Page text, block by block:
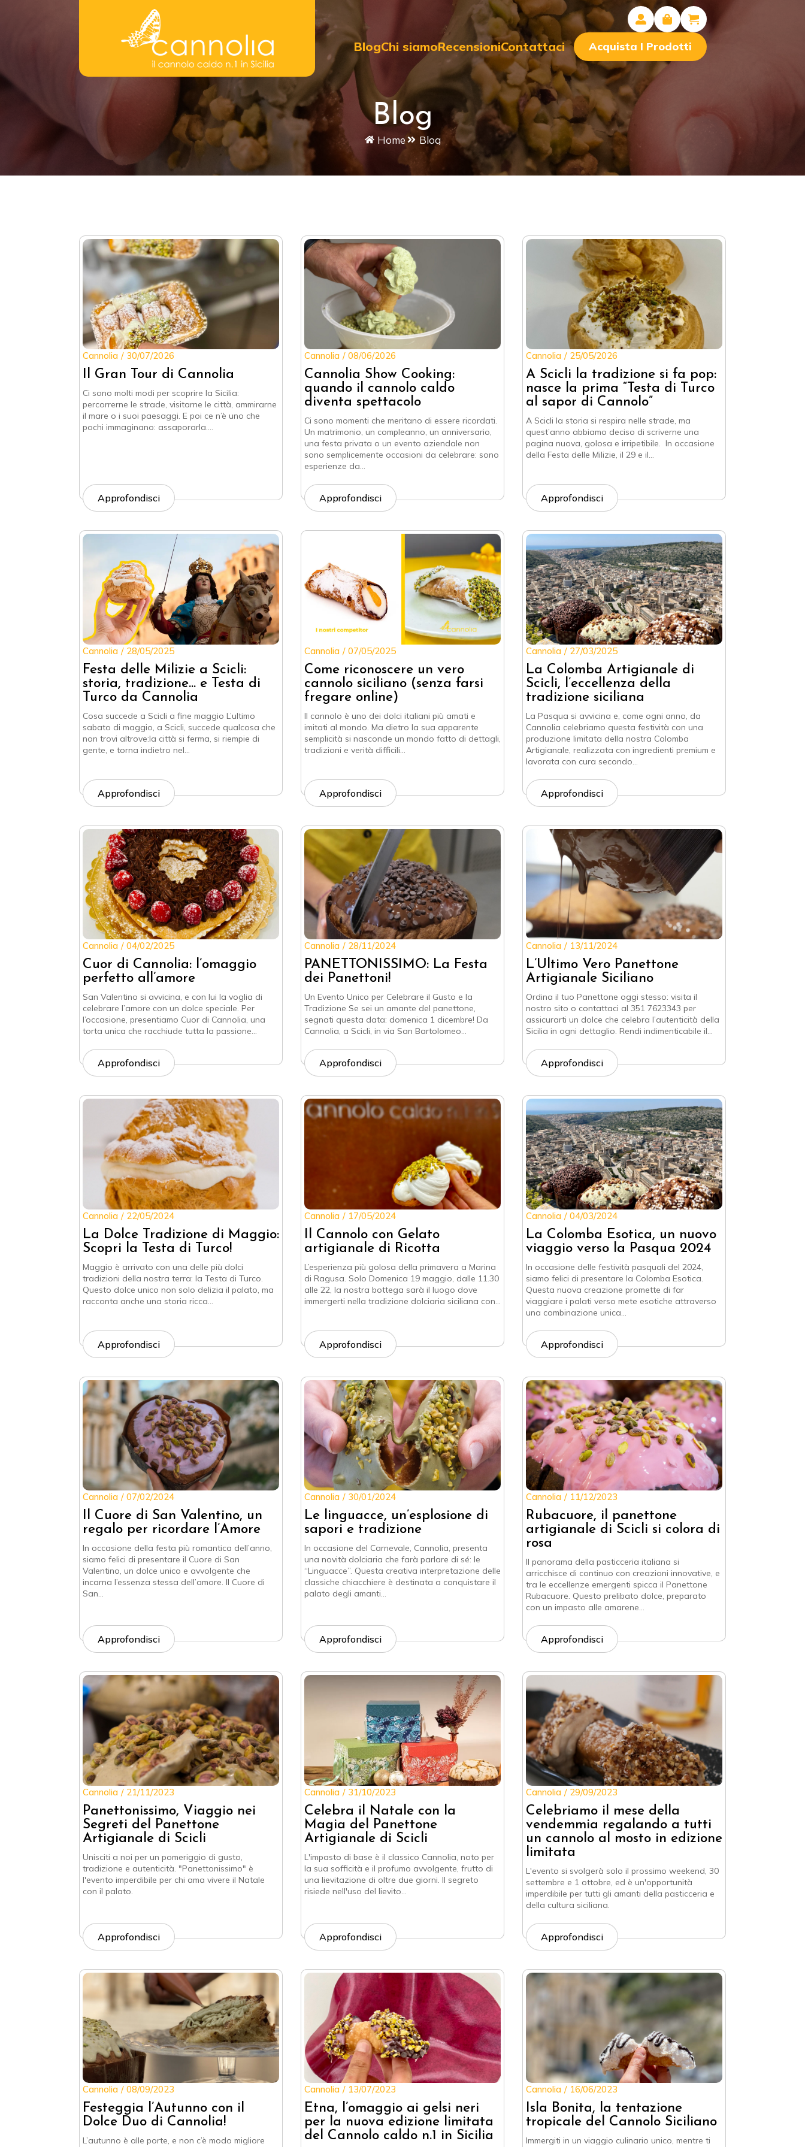
BlogChi siamoRecensioniContattaci Acquista I Prodotti
Blog
Home Blog
Il Gran Tour di Cannolia
Cannolia 30/07/2026
Ci sono molti modi per scoprire la Sicilia:
percorrerne le strade, visitarne le città, ammirarne
il mare o i suoi paesaggi. E poi ce n’è uno che
pochi immaginano: assaporarla.…
Approfondisci
Cannolia Show Cooking:
quando il cannolo caldo
diventa spettacolo
Cannolia 08/06/2026
Ci sono momenti che meritano di essere ricordati.
Un matrimonio, un compleanno, un anniversario,
una festa privata o un evento aziendale non
sono semplicemente occasioni da celebrare: sono
esperienze da…
Approfondisci
A Scicli la tradizione si fa pop:
nasce la prima “Testa di Turco
al sapor di Cannolo”
Cannolia 25/05/2026
A Scicli la storia si respira nelle strade, ma
quest’anno abbiamo deciso di scriverne una
pagina nuova, golosa e irripetibile. In occasione
della Festa delle Milizie, il 29 e il…
Approfondisci
Festa delle Milizie a Scicli:
storia, tradizione… e Testa di
Turco da Cannolia
Cannolia 28/05/2025
Cosa succede a Scicli a fine maggio L’ultimo
sabato di maggio, a Scicli, succede qualcosa che
non trovi altrove:la città si ferma, si riempie di
gente, e torna indietro nel…
Approfondisci
Come riconoscere un vero
cannolo siciliano (senza farsi
fregare online)
Cannolia 07/05/2025
Il cannolo è uno dei dolci italiani più amati e
imitati al mondo. Ma dietro la sua apparente
semplicità si nasconde un mondo fatto di dettagli,
tradizioni e verità difficili…
Approfondisci
La Colomba Artigianale di
Scicli, l’eccellenza della
tradizione siciliana
Cannolia 27/03/2025
La Pasqua si avvicina e, come ogni anno, da
Cannolia celebriamo questa festività con una
produzione limitata della nostra Colomba
Artigianale, realizzata con ingredienti premium e
lavorata con cura secondo…
Approfondisci
Cuor di Cannolia: l’omaggio
perfetto all’amore
Cannolia 04/02/2025
San Valentino si avvicina, e con lui la voglia di
celebrare l’amore con un dolce speciale. Per
l’occasione, presentiamo Cuor di Cannolia, una
torta unica che racchiude tutta la passione…
Approfondisci
PANETTONISSIMO: La Festa
dei Panettoni!
Cannolia 28/11/2024
Un Evento Unico per Celebrare il Gusto e la
Tradizione Se sei un amante del panettone,
segnati questa data: domenica 1 dicembre! Da
Cannolia, a Scicli, in via San Bartolomeo…
Approfondisci
L’Ultimo Vero Panettone
Artigianale Siciliano
Cannolia 13/11/2024
Ordina il tuo Panettone oggi stesso: visita il
nostro sito o contattaci al 351 7623343 per
assicurarti un dolce che celebra l’autenticità della
Sicilia in ogni dettaglio. Rendi indimenticabile il…
Approfondisci
La Dolce Tradizione di Maggio:
Scopri la Testa di Turco!
Cannolia 22/05/2024
Maggio è arrivato con una delle più dolci
tradizioni della nostra terra: la Testa di Turco.
Questo dolce unico non solo delizia il palato, ma
racconta anche una storia ricca…
Approfondisci
Il Cannolo con Gelato
artigianale di Ricotta
Cannolia 17/05/2024
L’esperienza più golosa della primavera a Marina
di Ragusa. Solo Domenica 19 maggio, dalle 11.30
alle 22, la nostra bottega sarà il luogo dove
immergerti nella tradizione dolciaria siciliana con…
Approfondisci
La Colomba Esotica, un nuovo
viaggio verso la Pasqua 2024
Cannolia 04/03/2024
In occasione delle festività pasquali del 2024,
siamo felici di presentare la Colomba Esotica.
Questa nuova creazione promette di far
viaggiare i palati verso mete esotiche attraverso
una combinazione unica…
Approfondisci
Il Cuore di San Valentino, un
regalo per ricordare l’Amore
Cannolia 07/02/2024
In occasione della festa più romantica dell’anno,
siamo felici di presentare il Cuore di San
Valentino, un dolce unico e avvolgente che
incarna l’essenza stessa dell’amore. Il Cuore di
San…
Approfondisci
Le linguacce, un’esplosione di
sapori e tradizione
Cannolia 30/01/2024
In occasione del Carnevale, Cannolia, presenta
una novità dolciaria che farà parlare di sé: le
“Linguacce”. Questa creativa interpretazione delle
classiche chiacchiere è destinata a conquistare il
palato degli amanti…
Approfondisci
Rubacuore, il panettone
artigianale di Scicli si colora di
rosa
Cannolia 11/12/2023
Il panorama della pasticceria italiana si
arricchisce di continuo con creazioni innovative, e
tra le eccellenze emergenti spicca il Panettone
Rubacuore. Questo prelibato dolce, preparato
con un impasto alle amarene…
Approfondisci
Panettonissimo, Viaggio nei
Segreti del Panettone
Artigianale di Scicli
Cannolia 21/11/2023
Unisciti a noi per un pomeriggio di gusto,
tradizione e autenticità. "Panettonissimo" è
l'evento imperdibile per chi ama vivere il Natale
con il palato.
Approfondisci
Celebra il Natale con la
Magia del Panettone
Artigianale di Scicli
Cannolia 31/10/2023
L'impasto di base è il classico Cannolia, noto per
la sua sofficità e il profumo avvolgente, frutto di
una lievitazione di oltre due giorni. Il segreto
risiede nell'uso del lievito…
Approfondisci
Celebriamo il mese della
vendemmia regalando a tutti
un cannolo al mosto in edizione
limitata
Cannolia 29/09/2023
L'evento si svolgerà solo il prossimo weekend, 30
settembre e 1 ottobre, ed è un'opportunità
imperdibile per tutti gli amanti della pasticceria e
della cultura siciliana.
Approfondisci
Festeggia l’Autunno con il
Dolce Duo di Cannolia!
Cannolia 08/09/2023
L’autunno è alle porte, e non c’è modo migliore
Etna, l’omaggio ai gelsi neri
per la nuova edizione limitata
del Cannolo caldo n.1 in Sicilia
Cannolia 13/07/2023
Isla Bonita, la tentazione
tropicale del Cannolo Siciliano
Cannolia 16/06/2023
Immergiti in un viaggio culinario unico, mentre ti